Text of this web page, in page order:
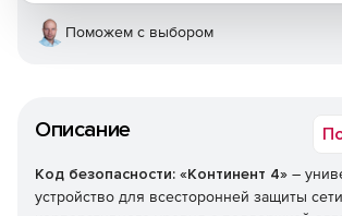
Описание
Код безопасности: «Континент 4» –
устройство для всесторонней защиты
Поможем с выбором